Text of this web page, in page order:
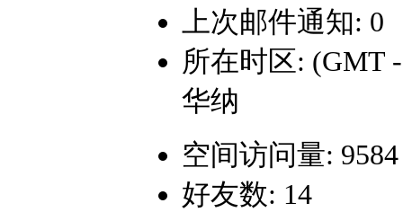
上次邮件通知: 0
所在时区: (GMT
华纳
空间访问量: 9584
好友数: 14